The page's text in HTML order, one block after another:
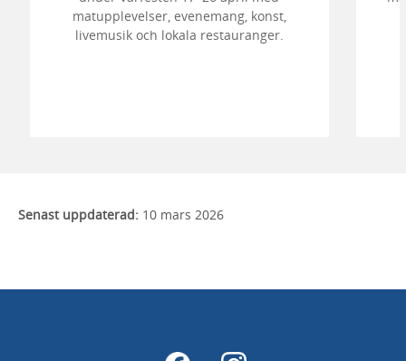
matupplevelser, evenemang, konst,
livemusik och lokala restauranger.
Senast uppdaterad: 10 mars 2026